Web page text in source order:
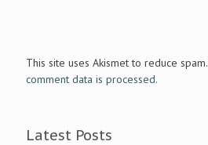
This site uses Akismet to reduce spam.
comment data is processed.
Latest Posts